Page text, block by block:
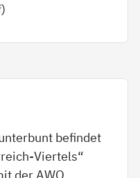
befindet
Viertels“
der AWO